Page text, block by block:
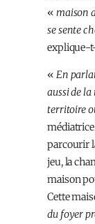
« maison
se sente
explique-
« En
aussi de
territoire
parcourir
jeu, la
maison
Cette
du foyer